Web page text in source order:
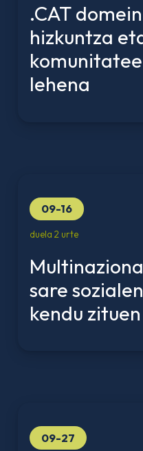
.CAT
hizkuntza
lehena
09-16
duela 2 urte
sare
kendu
09-27